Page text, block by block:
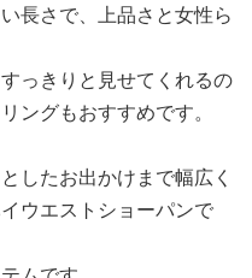
長さで、上品さと女性ら
っきりと見せてくれるの
ングもおすすめです。
したお出かけまで幅広く
ウエストショーパンで